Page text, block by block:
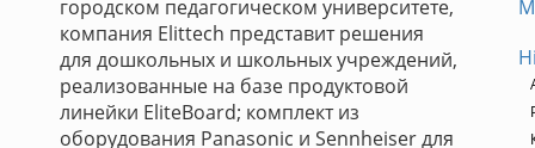
городском педагогическом университете,
компания Elittech представит решения
для дошкольных и школьных учреждений,
реализованные на базе продуктовой
линейки EliteBoard; комплект из
оборудования Panasonic и Sennheiser для